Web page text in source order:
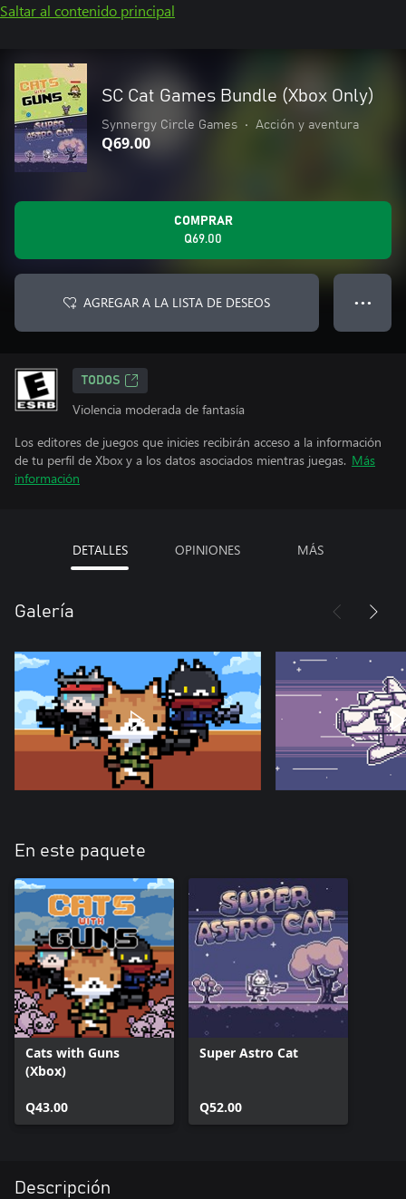
Saltar al contenido principal
SC Cat Games Bundle (Xbox Only)
Synnergy Circle Games • Acción y aventura
Q69.00
COMPRAR
Q69.00
AGREGAR A LA LISTA DE DESEOS ● ● ●
TODOS
Violencia moderada de fantasía
Los editores de juegos que inicies recibirán acceso a la información
de tu perfil de Xbox y a los datos asociados mientras juegas. Más
información
DETALLES OPINIONES MÁS
Galería
En este paquete
Cats with Guns
(Xbox)
Q43.00
Super Astro Cat
Q52.00
Descripción